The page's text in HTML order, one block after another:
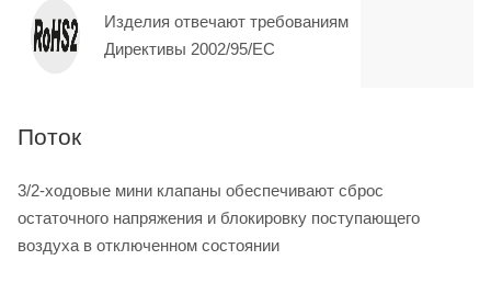
Изделия отвечают требованиям
Директивы 2002/95/EC
Поток
3/2-ходовые мини клапаны обеспечивают сброс
остаточного напряжения и блокировку поступающего
воздуха в отключенном состоянии